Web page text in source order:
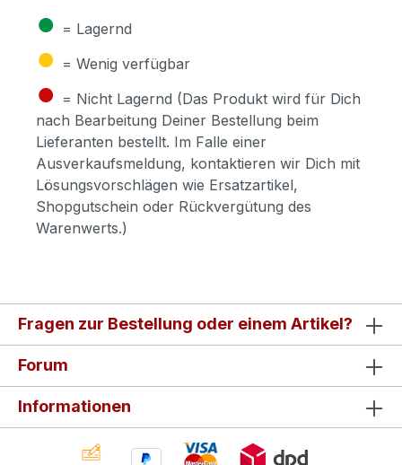
● = Lagernd
● = Wenig verfügbar
● = Nicht Lagernd (Das Produkt wird für Dich
nach Bearbeitung Deiner Bestellung beim
Lieferanten bestellt. Im Falle einer
Ausverkaufsmeldung, kontaktieren wir Dich mit
Lösungsvorschlägen wie Ersatzartikel,
Shopgutschein oder Rückvergütung des
Warenwerts.)
Fragen zur Bestellung oder einem Artikel?
Forum
Informationen